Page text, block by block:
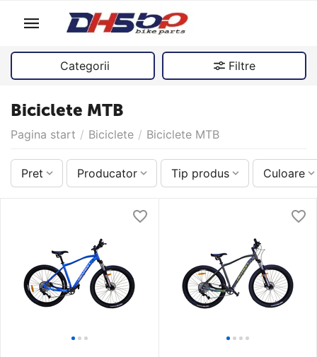
Categorii Filtre
Biciclete MTB
Pagina start / Biciclete / Biciclete MTB
Pret Producator Tip produs Culoare